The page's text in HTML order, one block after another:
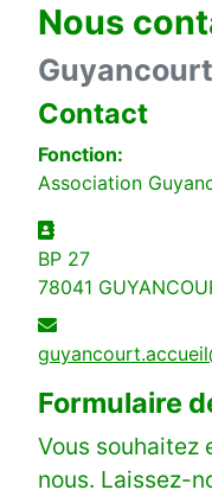
Nous
Contact
Fonction:
Association
Adresse
BP 27
78041
E-mail
Formulaire
Vous souhaitez
nous. Laissez-